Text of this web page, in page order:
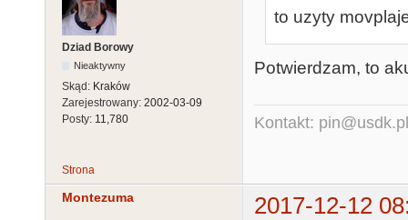
Dziad Borowy
Nieaktywny
Skąd: Kraków
Zarejestrowany: 2002-03-09
Posty: 11,780
to uzyty
Potwierdzam, to
Kontakt: pin@usdk.pl
Strona
Montezuma 2017-12-12